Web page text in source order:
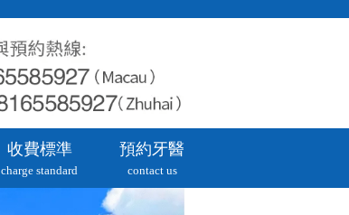
收費標準
charge standard
預約牙醫
contact us